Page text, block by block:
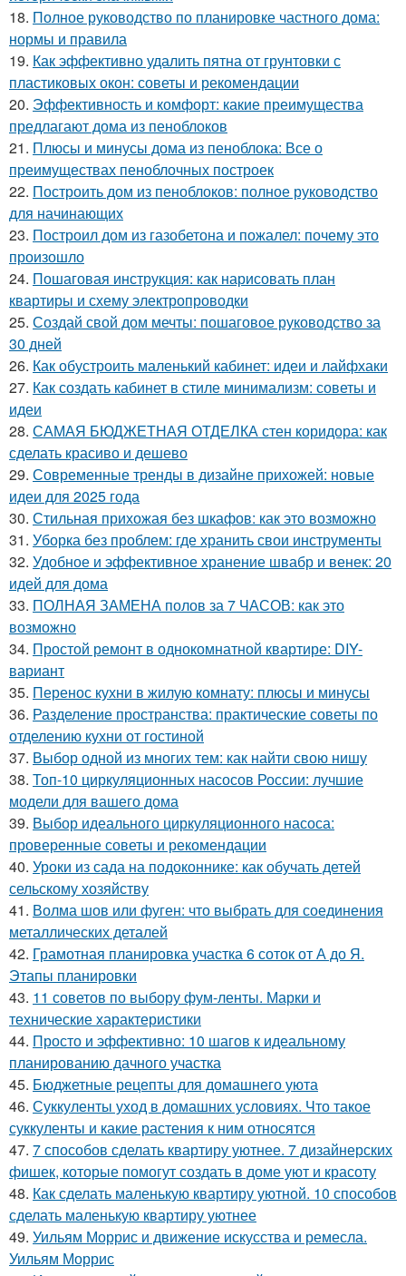
18. Полное руководство по планировке частного дома:
нормы и правила
19. Как эффективно удалить пятна от грунтовки с
пластиковых окон: советы и рекомендации
20. Эффективность и комфорт: какие преимущества
предлагают дома из пеноблоков
21. Плюсы и минусы дома из пеноблока: Все о
преимуществах пеноблочных построек
22. Построить дом из пеноблоков: полное руководство
для начинающих
23. Построил дом из газобетона и пожалел: почему это
произошло
24. Пошаговая инструкция: как нарисовать план
квартиры и схему электропроводки
25. Создай свой дом мечты: пошаговое руководство за
30 дней
26. Как обустроить маленький кабинет: идеи и лайфхаки
27. Как создать кабинет в стиле минимализм: советы и
идеи
28. САМАЯ БЮДЖЕТНАЯ ОТДЕЛКА стен коридора: как
сделать красиво и дешево
29. Современные тренды в дизайне прихожей: новые
идеи для 2025 года
30. Стильная прихожая без шкафов: как это возможно
31. Уборка без проблем: где хранить свои инструменты
32. Удобное и эффективное хранение швабр и венек: 20
идей для дома
33. ПОЛНАЯ ЗАМЕНА полов за 7 ЧАСОВ: как это
возможно
34. Простой ремонт в однокомнатной квартире: DIY-
вариант
35. Перенос кухни в жилую комнату: плюсы и минусы
36. Разделение пространства: практические советы по
отделению кухни от гостиной
37. Выбор одной из многих тем: как найти свою нишу
38. Топ-10 циркуляционных насосов России: лучшие
модели для вашего дома
39. Выбор идеального циркуляционного насоса:
проверенные советы и рекомендации
40. Уроки из сада на подоконнике: как обучать детей
сельскому хозяйству
41. Волма шов или фуген: что выбрать для соединения
металлических деталей
42. Грамотная планировка участка 6 соток от А до Я.
Этапы планировки
43. 11 советов по выбору фум-ленты. Марки и
технические характеристики
44. Просто и эффективно: 10 шагов к идеальному
планированию дачного участка
45. Бюджетные рецепты для домашнего уюта
46. Суккуленты уход в домашних условиях. Что такое
суккуленты и какие растения к ним относятся
47. 7 способов сделать квартиру уютнее. 7 дизайнерских
фишек, которые помогут создать в доме уют и красоту
48. Как сделать маленькую квартиру уютной. 10 способов
сделать маленькую квартиру уютнее
49. Уильям Моррис и движение искусства и ремесла.
Уильям Моррис